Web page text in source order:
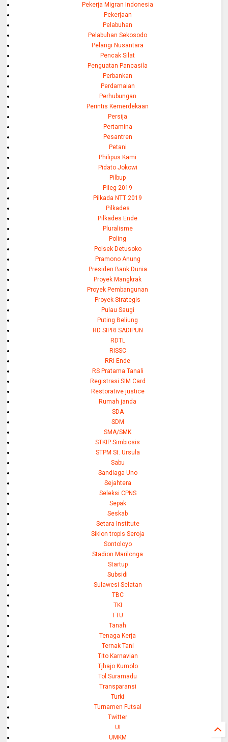
Pekerja Migran Indonesia
Pekerjaan
Pelabuhan
Pelabuhan Sekosodo
Pelangi Nusantara
Pencak Silat
Penguatan Pancasila
Perbankan
Perdamaian
Perhubungan
Perintis Kemerdekaan
Persija
Pertamina
Pesantren
Petani
Philipus Kami
Pidato Jokowi
Pilbup
Pileg 2019
Pilkada NTT 2019
Pilkades
Pilkades Ende
Pluralisme
Poling
Polsek Detusoko
Pramono Anung
Presiden Bank Dunia
Proyek Mangkrak
Proyek Pembangunan
Proyek Strategis
Pulau Saugi
Puting Beliung
RD SIPRI SADIPUN
RDTL
RISSC
RRI Ende
RS Pratama Tanali
Registrasi SIM Card
Restorative justice
Rumah janda
SDA
SDM
SMA/SMK
STKIP Simbiosis
STPM St. Ursula
Sabu
Sandiaga Uno
Sejahtera
Seleksi CPNS
Sepak
Seskab
Setara Institute
Siklon tropis Seroja
Sontoloyo
Stadion Marilonga
Startup
Subsidi
Sulawesi Selatan
TBC
TKI
TTU
Tanah
Tenaga Kerja
Ternak Tani
Tito Karnavian
Tjhajo Kumolo
Tol Suramadu
Transparansi
Turki
Turnamen Futsal
Twitter
UI
UMKM